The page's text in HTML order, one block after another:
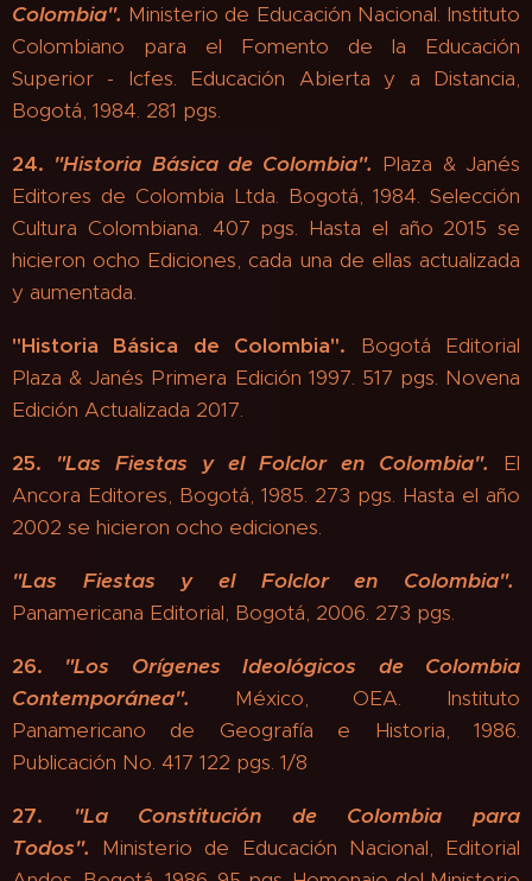
Colombia". Ministerio de Educación Nacional. Instituto
Colombiano para el Fomento de la Educación
Superior - Icfes. Educación Abierta y a Distancia,
Bogotá, 1984. 281 pgs.
24. "Historia Básica de Colombia". Plaza & Janés
Editores de Colombia Ltda. Bogotá, 1984. Selección
Cultura Colombiana. 407 pgs. Hasta el año 2015 se
hicieron ocho Ediciones, cada una de ellas actualizada
y aumentada.
"Historia Básica de Colombia". Bogotá Editorial
Plaza & Janés Primera Edición 1997. 517 pgs. Novena
Edición Actualizada 2017.
25. "Las Fiestas y el Folclor en Colombia". El
Ancora Editores, Bogotá, 1985. 273 pgs. Hasta el año
2002 se hicieron ocho ediciones.
"Las Fiestas y el Folclor en Colombia".
Panamericana Editorial, Bogotá, 2006. 273 pgs.
26. "Los Orígenes Ideológicos de Colombia
Contemporánea".
México, OEA. Instituto
Panamericano de Geografía e Historia, 1986.
Publicación No. 417 122 pgs. 1/8
27. "La Constitución de Colombia para
Todos". Ministerio de Educación Nacional, Editorial